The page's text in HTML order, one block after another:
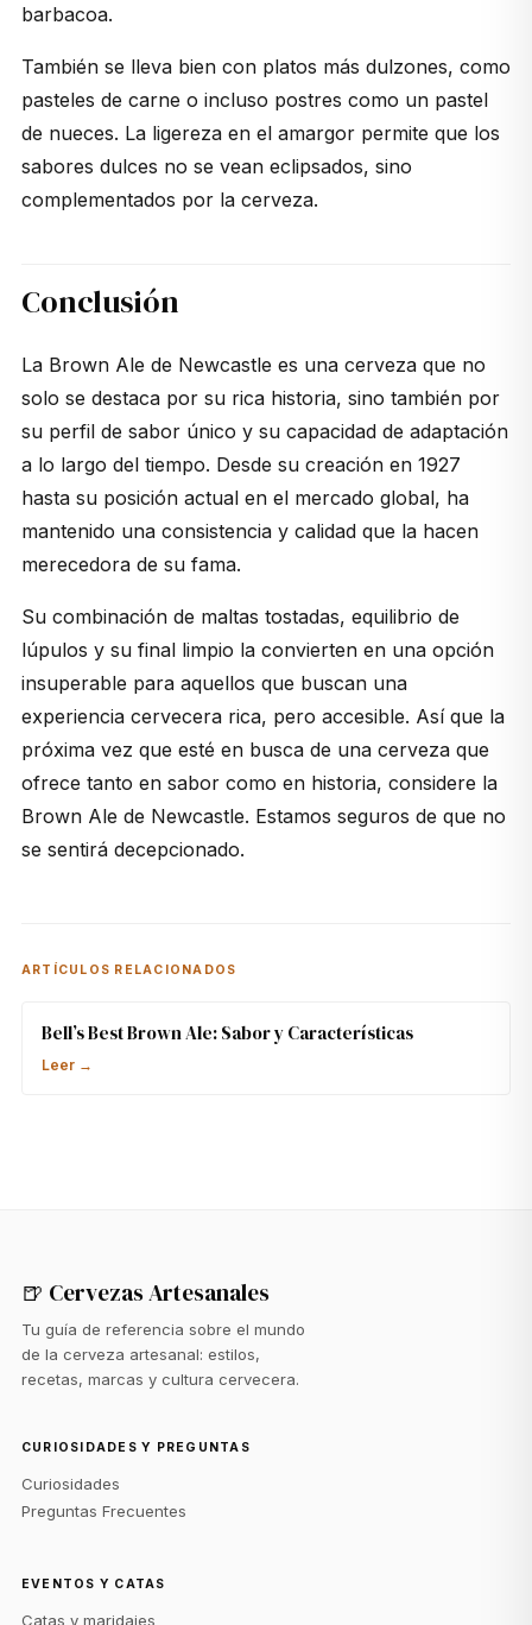
barbacoa.
También se lleva bien con platos más dulzones, como
pasteles de carne o incluso postres como un pastel
de nueces. La ligereza en el amargor permite que los
sabores dulces no se vean eclipsados, sino
complementados por la cerveza.
Conclusión
La Brown Ale de Newcastle es una cerveza que no
solo se destaca por su rica historia, sino también por
su perfil de sabor único y su capacidad de adaptación
a lo largo del tiempo. Desde su creación en 1927
hasta su posición actual en el mercado global, ha
mantenido una consistencia y calidad que la hacen
merecedora de su fama.
Su combinación de maltas tostadas, equilibrio de
lúpulos y su final limpio la convierten en una opción
insuperable para aquellos que buscan una
experiencia cervecera rica, pero accesible. Así que la
próxima vez que esté en busca de una cerveza que
ofrece tanto en sabor como en historia, considere la
Brown Ale de Newcastle. Estamos seguros de que no
se sentirá decepcionado.
ARTÍCULOS RELACIONADOS
Bell’s Best Brown Ale: Sabor y Características
Leer →
🍺 Cervezas Artesanales
Tu guía de referencia sobre el mundo
de la cerveza artesanal: estilos,
recetas, marcas y cultura cervecera.
CURIOSIDADES Y PREGUNTAS
Curiosidades
Preguntas Frecuentes
EVENTOS Y CATAS
Catas y maridajes